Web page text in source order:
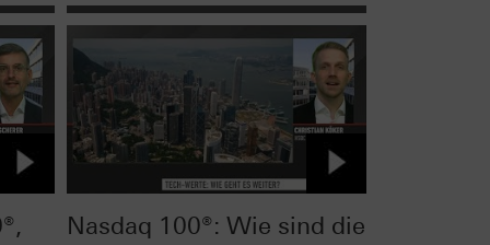
Nasdaq 100®: Wie sind die